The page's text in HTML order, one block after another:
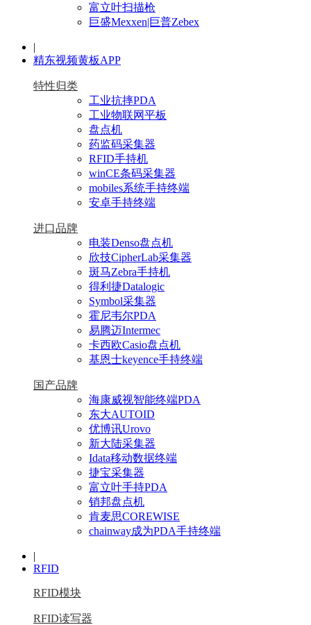
富立叶扫描枪
巨盛Mexxen|巨普Zebex
|
精东视频黄板APP
特性归类
工业抗摔PDA
工业物联网平板
盘点机
药监码采集器
RFID手持机
winCE条码采集器
mobiles系统手持终端
安卓手持终端
进口品牌
电装Denso盘点机
欣技CipherLab采集器
斑马Zebra手持机
得利捷Datalogic
Symbol采集器
霍尼韦尔PDA
易腾迈Intermec
卡西欧Casio盘点机
基恩士keyence手持终端
国产品牌
海康威视智能终端PDA
东大AUTOID
优博讯Urovo
新大陆采集器
Idata移动数据终端
捷宝采集器
富立叶手持PDA
销邦盘点机
肯麦思COREWISE
chainway成为PDA手持终端
|
RFID
RFID模块
RFID读写器